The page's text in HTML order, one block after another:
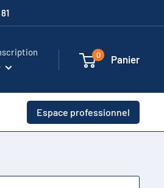
0 Panier
Espace professionnel